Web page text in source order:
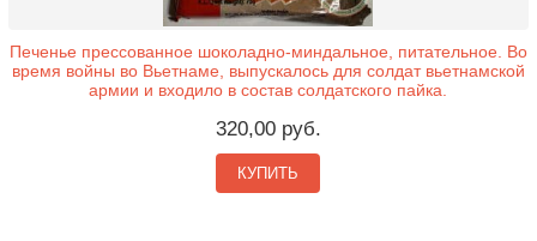
Печенье прессованное шоколадно-миндальное, питательное. Во
время войны во Вьетнаме, выпускалось для солдат вьетнамской
армии и входило в состав солдатского пайка.
320,00 руб.
КУПИТЬ